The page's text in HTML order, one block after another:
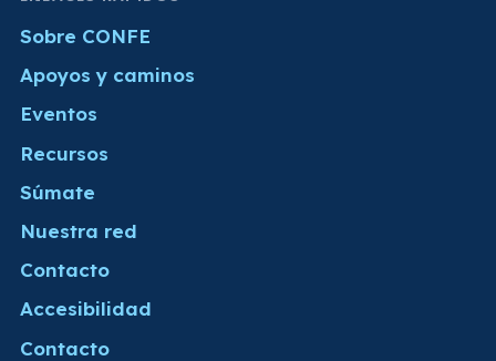
Sobre CONFE
Apoyos y caminos
Eventos
Recursos
Súmate
Nuestra red
Contacto
Accesibilidad
Contacto